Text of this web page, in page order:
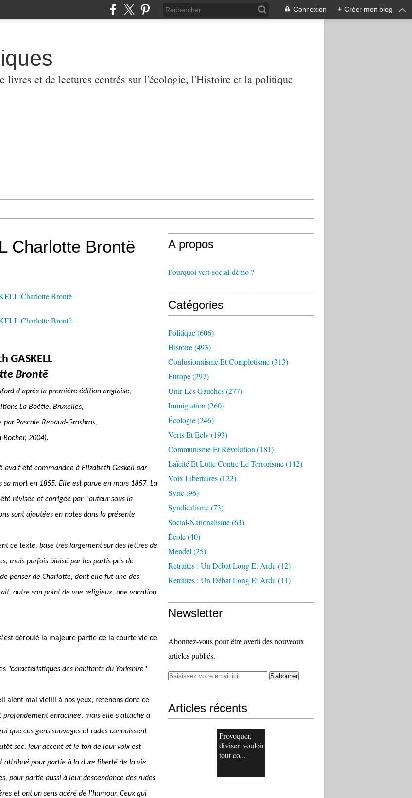
Connexion + Créer mon blog
livres et de lectures centrés sur l'écologie, l'Histoire et la politique
Charlotte Brontë
GASKELL
Brontë
d'après la première édition anglaise,
La Boétie, Bruxelles,
Pascale Renaud-Grosbras,
Rocher, 2004).
été commandée à Elizabeth Gaskell par
mort en 1855. Elle est parue en mars 1857. La
révisée et corrigée par l'auteur sous la
sont ajoutées en notes dans la présente
ce texte, basé très largement sur des lettres de
mais parfois biaisé par les partis pris de
penser de Charlotte, dont elle fut une des
outre son point de vue religieux, une vocation
déroulé la majeure partie de la courte vie de
"caractéristiques des habitants du Yorkshire"
aient mal vieilli à nos yeux, retenons donc ce
profondément enracinée, mais elle s'attache à
que ces gens sauvages et rudes connaissent
sec, leur accent et le ton de leur voix est
attribué pour partie à la dure liberté de la vie
pour partie aussi à leur descendance des rudes
et ont un sens acéré de l'humour. Ceux qui
A propos
Pourquoi vert-social-démo ?
Catégories
Politique(606)
Histoire(493)
Confusionnisme Et Complotisme(313)
Europe(297)
Unir Les Gauches(277)
Immigration (260)
Écologie(246)
Verts Et Eelv(193)
Communisme Et Révolution (181)
Laïcité Et Lutte Contre Le Terrorisme(142)
Voix Libertaires(122)
Syrie(96)
Syndicalisme(73)
Social-Nationalisme(63)
École(40)
Mendel (25)
Retraites : Un Débat Long Et Ardu (12)
Retraites : Un Débat Long Et Ardu (11)
Newsletter
Abonnez-vous pour être averti des nouveaux
articles publiés.
Articles récents
Provoquer,
diviser, vouloir
tout co...